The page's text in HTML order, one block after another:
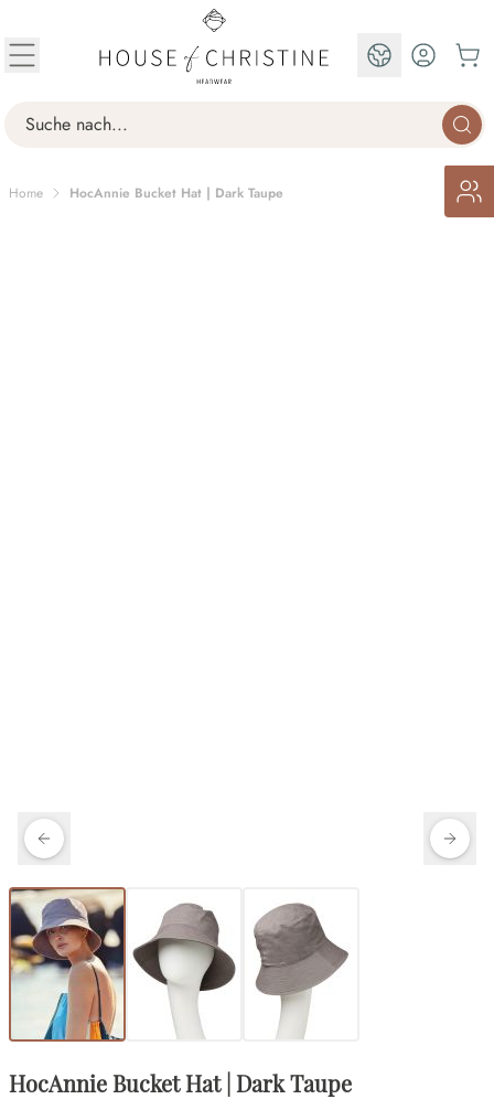
Search
EN
Home HocAnnie Bucket Hat | Dark Taupe
HocAnnie Bucket Hat | Dark Taupe